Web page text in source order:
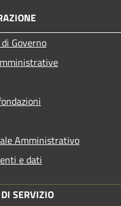
Governo
Amministrativo
e dati
SERVIZIO